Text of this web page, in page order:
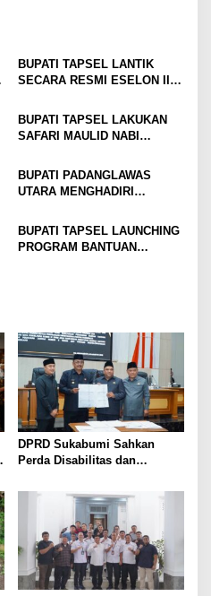
BUPATI TAPSEL LANTIK
SECARA RESMI ESELON II
BUPATI TAPSEL LAKUKAN
SAFARI MAULID NABI
PASAR PARGARUTAN
ANGKOLA TIMUR
BUPATI PADANGLAWAS
UTARA MENGHADIRI
OLEH GUBSU DI MEDAN
BUPATI TAPSEL LAUNCHING
PROGRAM BANTUAN
DPRD Sukabumi Sahkan
Perda Disabilitas dan
PPAS 2026